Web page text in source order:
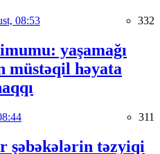
08:53 332
yaşamağı
müstəqil həyata
311
şəbəkələrin təzyiqi